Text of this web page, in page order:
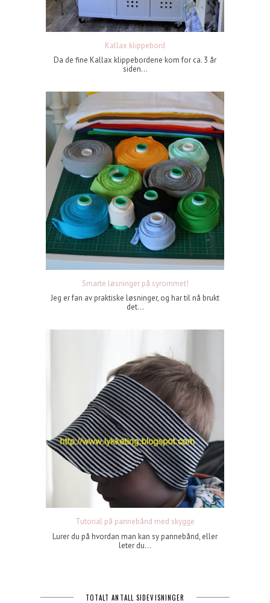
Kallax klippebord
Da de fine Kallax klippebordene kom for ca. 3 år
siden...
Smarte løsninger på syrommet!
Jeg er fan av praktiske løsninger, og har til nå brukt
det...
Tutorial på pannebånd med skygge
Lurer du på hvordan man kan sy pannebånd, eller
leter du...
TOTALT ANTALL SIDEVISNINGER